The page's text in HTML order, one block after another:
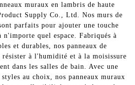
muraux en lambris de haute
Supply Co., Ltd. Nos murs de
parfaits pour ajouter une touche
n'importe quel espace. Fabriqués à
et durables, nos panneaux de
à l'humidité et à la moisissure
dans les salles de bain. Avec une
au choix, nos panneaux muraux